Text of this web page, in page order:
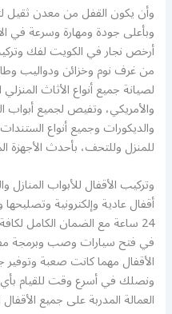
وأن يكون القفل من معدن ثقيل
وبأعلى جودة ومهارة وسرعة في
أرخص نجار في الكويت لفك
من غرف نوم وخزائن ودواليب
لصيانة جميع أنواع الأثاث
والأمريكي، وتفيص لجميع
والديكورات وجميع أنواع
للمنزل وللتحف، بأحدث الأجهزة
وتركيب الأقفال للأبواب المنازل
أقفال عادية وإلكترونية
24 ساعة مع الضمان الكامل
في فتح سيارات وصب وبرمجة
الأقفال مهما كانت صعبة وتوفير
ونصلك في أسرع وقت للقيام
العمالة المدربة على جميع